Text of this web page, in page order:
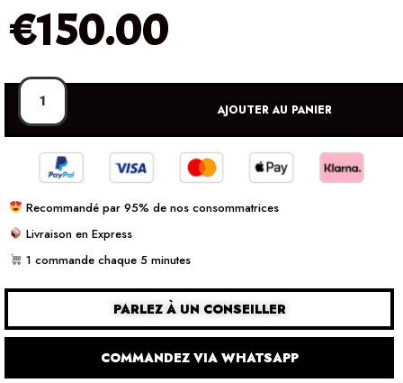
€150.00
AJOUTER AU PANIER
Recommandé par 95% de nos consommatrices
Livraison en Express
1 commande chaque 5 minutes
PARLEZ À UN CONSEILLER
COMMANDEZ VIA WHATSAPP